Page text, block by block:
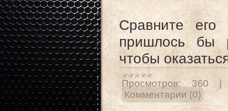
Сравните
пришлось бы
чтобы
Просмотров: 360
Комментарии (0)